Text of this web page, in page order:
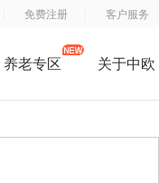
免费注册 客户服务
养老专区 关于中欧
中欧子公司